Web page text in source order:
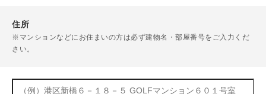
住所
※マンションなどにお住まいの方は必ず建物名・部屋番号をご入力くだ
さい。